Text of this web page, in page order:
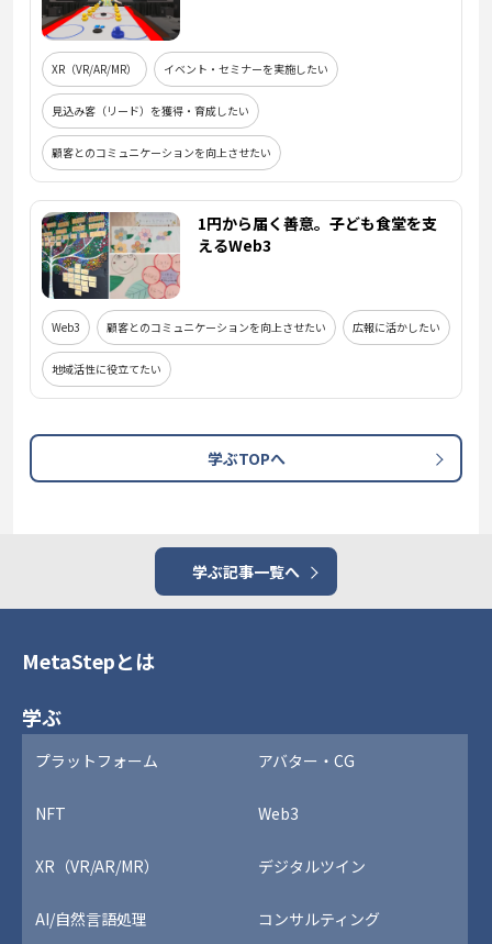
XR（VR/AR/MR） イベント・セミナーを実施したい
見込み客（リード）を獲得・育成したい
顧客とのコミュニケーションを向上させたい
1円から届く善意。子ども食堂を支
えるWeb3
Web3 顧客とのコミュニケーションを向上させたい 広報に活かしたい
地域活性に役立てたい
学ぶTOPへ
学ぶ記事一覧へ
MetaStepとは
学ぶ
プラットフォーム アバター・CG
NFT Web3
XR（VR/AR/MR） デジタルツイン
AI/自然言語処理 コンサルティング